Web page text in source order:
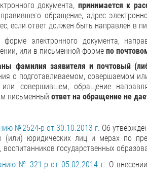
документа, принимается к
обращение, адрес
если ответ должен быть направлен в
электронного документа,
или в письменной форме по
фамилия заявителя и почтовый
о подготавливаемом, совершаемом
совершившем, обращение
письменный ответ на обращение не
№2524-р от 30.10.2013 г. Об
(или) юридических лиц и мерах по
государственных
№ 321-р от 05.02.2014 г. О